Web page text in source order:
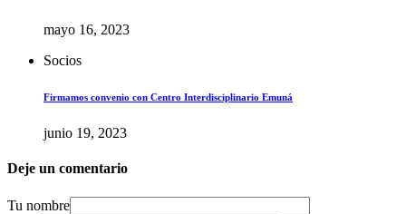
mayo 16, 2023
Socios
Firmamos convenio con Centro Interdisciplinario Emuná
junio 19, 2023
Deje un comentario
Tu nombre